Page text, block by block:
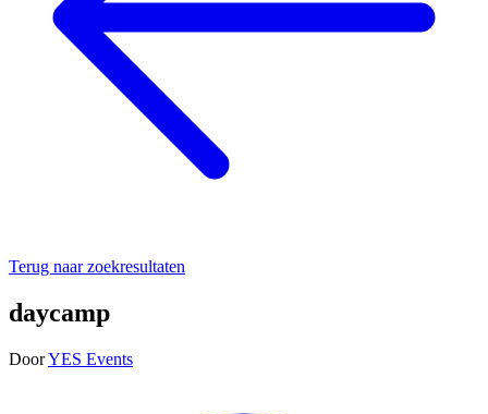
Terug naar zoekresultaten
daycamp
DoorYES Events